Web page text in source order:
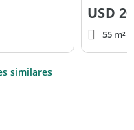
USD
55 m²
similares